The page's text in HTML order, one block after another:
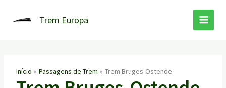
Trem Europa
Início Passagens de Trem Trem Bruges-Ostende